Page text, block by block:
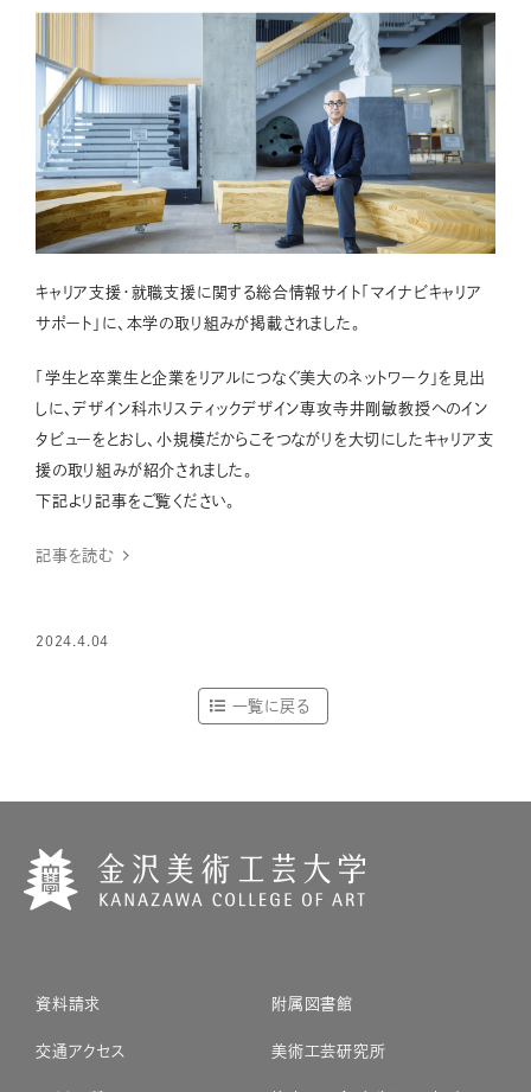
キャリア支援・就職支援に関する総合情報サイト「マイナビキャリア
サポート」に、本学の取り組みが掲載されました。
「学生と卒業生と企業をリアルにつなぐ美大のネットワーク」を見出
しに、デザイン科ホリスティックデザイン専攻寺井剛敏教授へのイン
タビューをとおし、小規模だからこそつながりを大切にしたキャリア支
援の取り組みが紹介されました。
下記より記事をご覧ください。
記事を読む
2024.4.04
一覧に戻る
資料請求
交通アクセス
附属図書館
美術工芸研究所